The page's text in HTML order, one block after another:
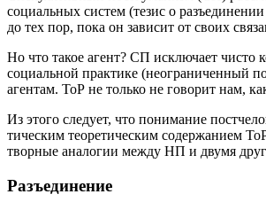
соци­аль­ных систем (тезис о
до тех пор, пока он зави­сит от сво­их
Но что такое агент? СП исклю­ча­ет чисто
соци­аль­ной прак­ти­ке (неогра­ни­чен­ный
аген­там. ТоР не толь­ко не гово­рит нам,
Из это­го сле­ду­ет, что пони­ма­ние
ти­че­ским тео­ре­ти­че­ским содер­жа­ни­ем
твор­ные ана­ло­гии меж­ду НП и дву­мя
Разъединение